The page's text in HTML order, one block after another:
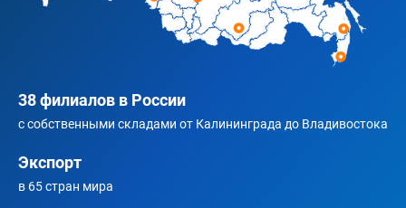
38 филиалов в России
с собственными складами от Калининграда до Владивостока
Экспорт
в 65 стран мира